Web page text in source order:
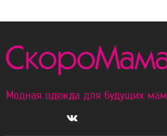
Модная одежда для будущих мам